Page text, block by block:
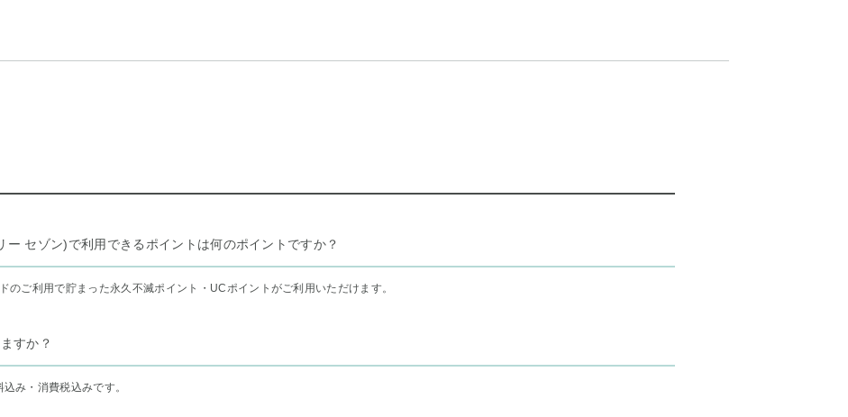
ー セゾン)で利用できるポイントは何のポイントですか？
のご利用で貯まった永久不滅ポイント・UCポイントがご利用いただけます。
すか？
み・消費税込みです。